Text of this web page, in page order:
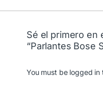
Sé el primero en
“Parlantes Bose
You must be logged in